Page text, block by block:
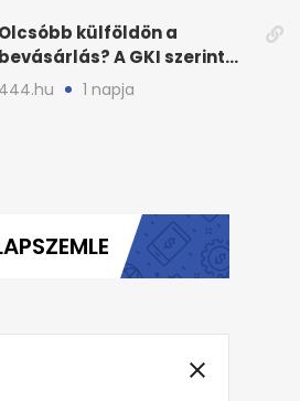
Olcsóbb külföldön a
bevásárlás? A GKI szerint
zárkózott a magyar árszint
444.hu 1 napja